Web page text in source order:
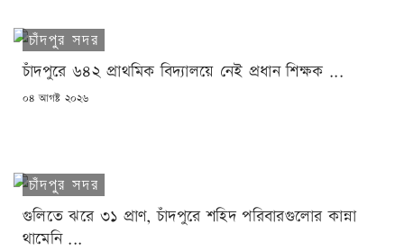
চাঁদপুর সদর
চাঁদপুরে ৬৪২ প্রাথমিক বিদ্যালয়ে নেই প্রধান শিক্ষক ...
POSTED
০৪ আগষ্ট ২০২৬
চাঁদপুর সদর
গুলিতে ঝরে ৩১ প্রাণ, চাঁদপুরে শহিদ পরিবারগুলোর কান্না
থামেনি ...